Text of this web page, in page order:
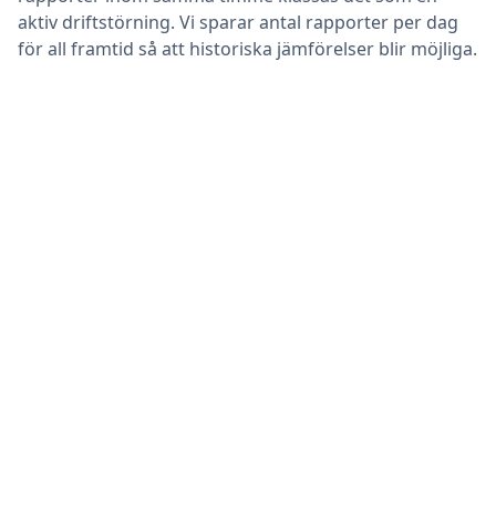
aktiv driftstörning. Vi sparar antal rapporter per dag
för all framtid så att historiska jämförelser blir möjliga.